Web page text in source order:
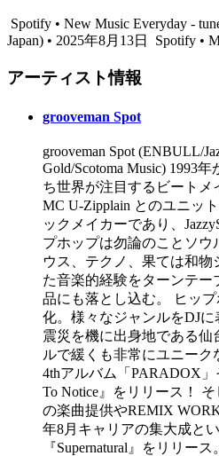
Spotify • New Music Everyday -
Japan) • 2025年8月13日
Spotify •
アーティスト情報
grooveman Spot
grooveman Spot (ENBULL/
Gold/Scotoma Music) 1993
ち世界が注目するビートメ
MC U-Zipplain とのユニッ
ックメイカーであり、
プホップは勿論のことソ
ウス、テクノ、果ては和物
た音楽的経験をターンテ
品にも落とし込む。 ヒッ
化。様々なジャンルをDJ
震災を機に出身地である仙
ルで緩くも非常にユニーク
4thアルバム「PARADOX」
To Notice』をリリース！
の楽曲提供やREMIX
年8月キャリアの集大成と
『Supernatural』をリリー